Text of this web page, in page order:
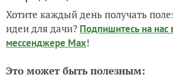
Хотите каждый день получать
идеи для дачи? Подпишитесь на нас
мессенджере Max!
Это может быть полезным: